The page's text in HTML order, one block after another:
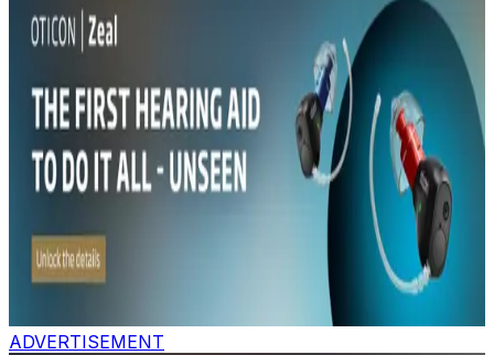
ADVERTISEMENT